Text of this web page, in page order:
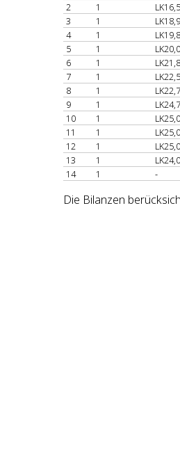
2
1
LK16,5
3
1
LK18,9
4
1
LK19,8
5
1
LK20,0
6
1
LK21,8
7
1
LK22,5
8
1
LK22,7
9
1
LK24,7
10
1
LK25,0
11
1
LK25,0
12
1
LK25,0
13
1
LK24,0
14
1 -
Die Bilanzen